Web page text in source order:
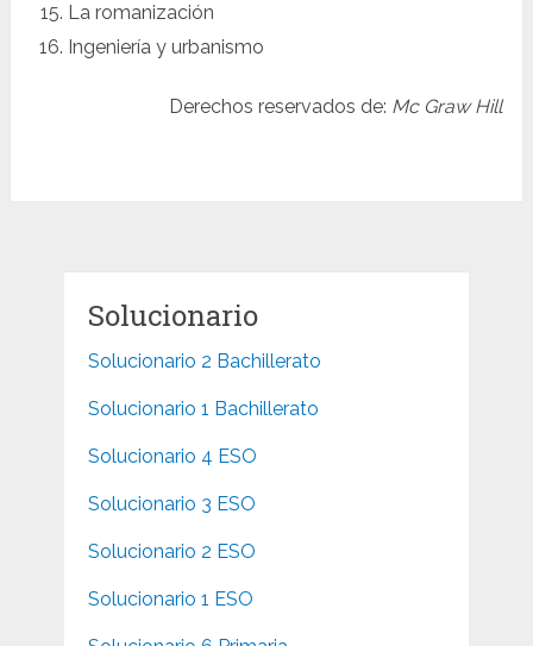
La romanización
Ingeniería y urbanismo
Derechos reservados de: Mc Graw Hill
Solucionario
Solucionario 2 Bachillerato
Solucionario 1 Bachillerato
Solucionario 4 ESO
Solucionario 3 ESO
Solucionario 2 ESO
Solucionario 1 ESO